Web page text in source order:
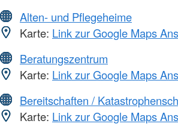
Alten- und Pflegeheime
Karte: Link zur Google Maps
Beratungszentrum
Karte: Link zur Google Maps
Bereitschaften /
Karte: Link zur Google Maps